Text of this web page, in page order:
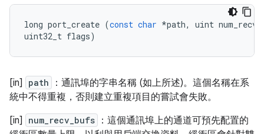
long port_create (const char *path, uint
uint32_t flags)
[in] path
：通訊埠的字串名稱 (如上所述)。這個名稱在系
統中不得重複，否則建立重複項目的嘗試會失敗。
[in]
num_recv_bufs
：這個通訊埠上的通道可預先配置的